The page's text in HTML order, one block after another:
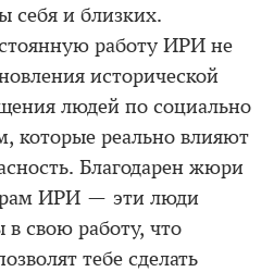
себя и близких.
работу ИРИ не
исторической
людей по социально
которые реально влияют
Благодарен жюри
ИРИ — эти люди
в свою работу, что
тебе сделать